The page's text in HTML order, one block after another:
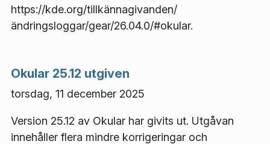
https://kde.org/tillkännagivanden/
ändringsloggar/gear/26.04.0/#okular.
Okular 25.12 utgiven
torsdag, 11 december 2025
Version 25.12 av Okular har givits ut. Utgåvan
innehåller flera mindre korrigeringar och